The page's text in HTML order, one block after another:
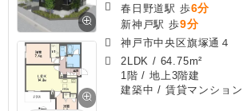
春日野道駅 歩6分
新神戸駅 歩9分
神戸市中央区旗塚通４
2LDK / 64.75m²
1階 / 地上3階建
建築中 / 賃貸マンション